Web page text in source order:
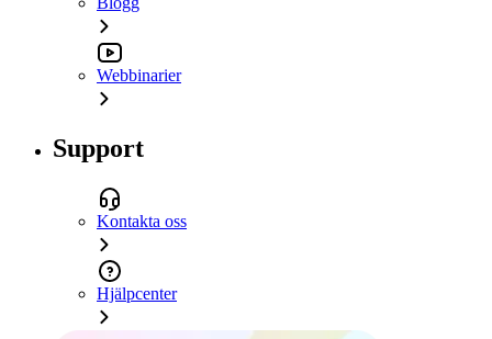
Webbinarier
Support
Kontakta oss
Hjälpcenter